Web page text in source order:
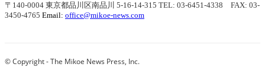
〒140-0004 東京都品川区南品川 5-16-14-315 TEL: 03-6451-4338 FAX: 03-
3450-4765 Email: office@mikoe-news.com
© Copyright - The Mikoe News Press, Inc.